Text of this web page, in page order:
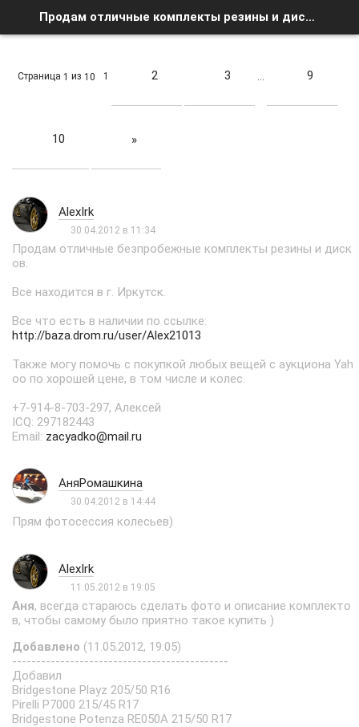
Продам отличные комплекты резины и дисков R16, R17 - Список форумов
Страница 1 из 10 1 2 3 … 9
10 »
AlexIrk
30.04.2012 в 11:34
Продам отличные безпробежные комплекты резины и диск
ов.
Все находится в г. Иркутск.
Все что есть в наличии по ссылке:
http://baza.drom.ru/user/Alex21013
Также могу помочь с покупкой любых вещей с аукциона Yah
oo по хорошей цене, в том числе и колес.
+7-914-8-703-297, Алексей
ICQ: 297182443
Email: zacyadko@mail.ru
АняРомашкина
30.04.2012 в 14:44
Прям фотосессия колесьев)
AlexIrk
11.05.2012 в 19:05
Аня, всегда стараюсь сделать фото и описание комплекто
в, чтобы самому было приятно такое купить )
Добавлено (11.05.2012, 19:05)
---------------------------------------------
Добавил
Bridgestone Playz 205/50 R16
Pirelli P7000 215/45 R17
Bridgestone Potenza RE050A 215/50 R17